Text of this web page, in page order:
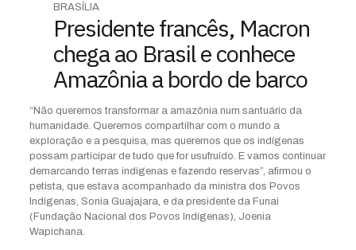
BRASÍLIA
Presidente francês, Macron
chega ao Brasil e conhece
Amazônia a bordo de barco
“Não queremos transformar a amazônia num santuário da
humanidade. Queremos compartilhar com o mundo a
exploração e a pesquisa, mas queremos que os indígenas
possam participar de tudo que for usufruído. E vamos continuar
demarcando terras indígenas e fazendo reservas”, afirmou o
petista, que estava acompanhado da ministra dos Povos
Indígenas, Sonia Guajajara, e da presidente da Funai
(Fundação Nacional dos Povos Indígenas), Joenia
Wapichana.